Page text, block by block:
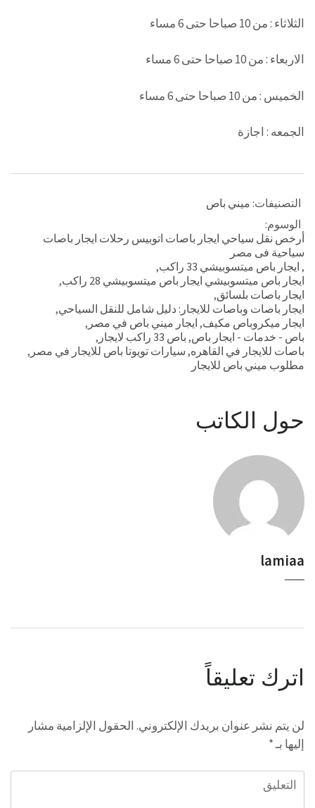
الثلاثاء : من 10 صباحا حتى 6 مساء
الاربعاء : من 10 صباحا حتى 6 مساء
الخميس : من 10 صباحا حتى 6 مساء
الجمعه : اجازة
التصنيفات: ميني باص
الوسوم:
أرخص نقل سياحي ايجار باصات اتوبيس رحلات ايجار باصات
سياحية فى مصر
, ايجار باص ميتسوبيشي 33 راكب
,
ايجار باص ميتسوبيشي ايجار باص ميتسوبيشي 28 راكب
,
ايجار باصات بلسائق,
ايجار باصات وباصات للايجار: دليل شامل للنقل السياحي,
ايجار ميكروباص مكيف, ايجار ميني باص في مصر ,
باص - خدمات - ايجار باص, باص 33 راكب لايجار
,
باصات للايجار في القاهره, سيارات تويوتا باص للايجار في مصر ,
مطلوب ميني باص للايجار
حول الكاتب
lamiaa
اترك تعليقاً
لن يتم نشر عنوان بريدك الإلكتروني. الحقول الإلزامية مشار
إليها بـ*
التعليق